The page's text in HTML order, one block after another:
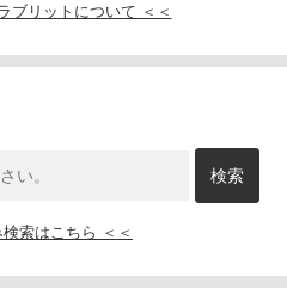
ブリットについて ＜＜
索はこちら ＜＜